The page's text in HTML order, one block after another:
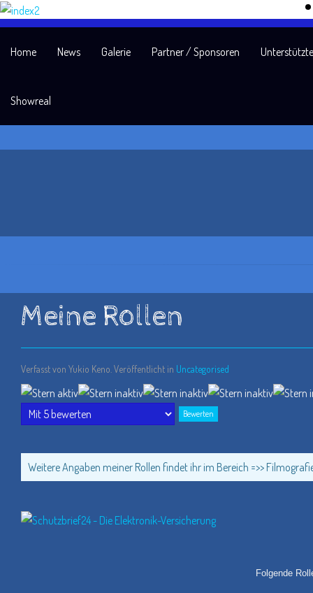
Home News Galerie Partner / Sponsoren
Showreal
Meine Rollen
Verfasst von Yukio Keno. Veröffentlicht in Uncategorised
Bewertung:1/5
Bitte
Weitere Angaben meiner Rollen findet ihr im Bereich =>>
Folgende